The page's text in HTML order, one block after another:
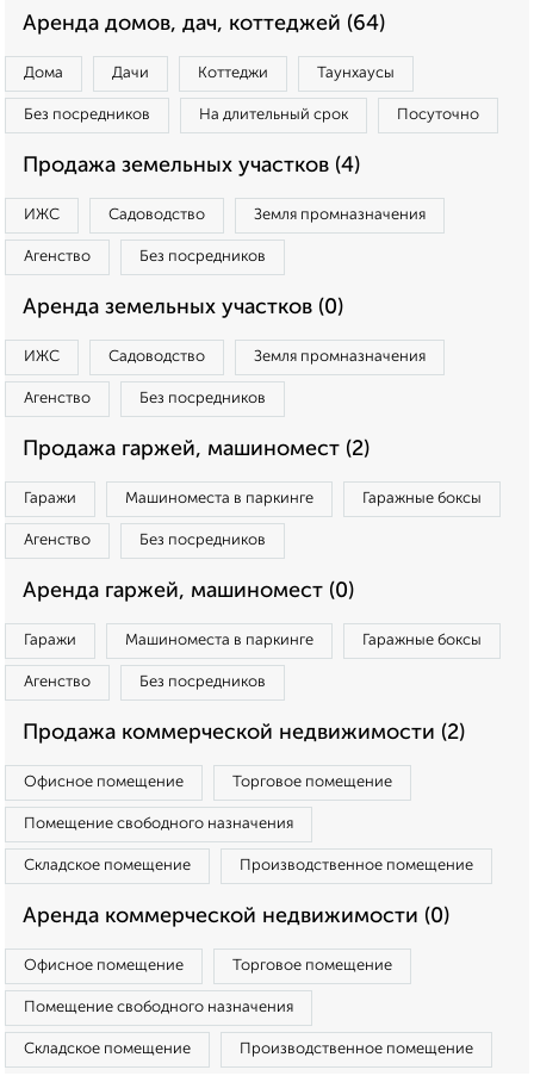
Аренда домов, дач, коттеджей (64)
Дома Дачи Коттеджи Таунхаусы
Без посредников На длительный срок Посуточно
Продажа земельных участков (4)
ИЖС Садоводство Земля промназначения
Агенство Без посредников
Аренда земельных участков (0)
ИЖС Садоводство Земля промназначения
Агенство Без посредников
Продажа гаржей, машиномест (2)
Гаражи Машиноместа в паркинге Гаражные боксы
Агенство Без посредников
Аренда гаржей, машиномест (0)
Гаражи Машиноместа в паркинге Гаражные боксы
Агенство Без посредников
Продажа коммерческой недвижимости (2)
Офисное помещение Торговое помещение
Помещение свободного назначения
Складское помещение Производственное помещение
Аренда коммерческой недвижимости (0)
Офисное помещение Торговое помещение
Помещение свободного назначения
Складское помещение Производственное помещение